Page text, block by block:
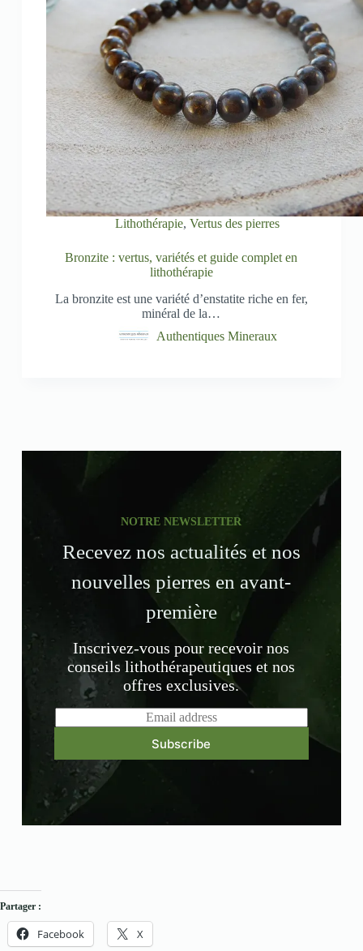
Lithothérapie,Vertus des pierres
Bronzite : vertus, variétés et guide complet en
lithothérapie
La bronzite est une variété d’enstatite riche en fer,
minéral de la…
Authentiques Mineraux
NOTRE NEWSLETTER
Recevez nos actualités et nos
nouvelles pierres en avant-
première
Inscrivez-vous pour recevoir nos
conseils lithothérapeutiques et nos
offres exclusives.
m
a
Subscribe
Partager :
Facebook X